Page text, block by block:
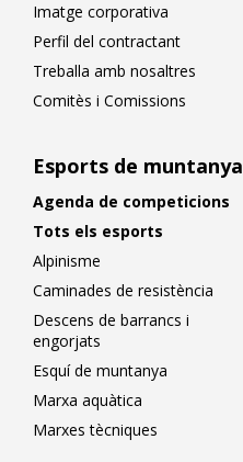
Imatge corporativa
Perfil del contractant
Treballa amb nosaltres
Comitès i Comissions
Esports de muntanya
Agenda de competicions
Tots els esports
Alpinisme
Caminades de resistència
Descens de barrancs i
engorjats
Esquí de muntanya
Marxa aquàtica
Marxes tècniques